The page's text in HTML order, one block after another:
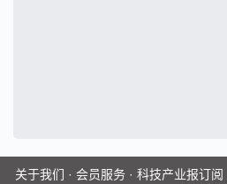
关于我们 · 会员服务· 科技产业报订阅